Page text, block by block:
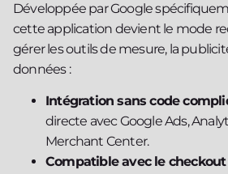
Développée par Google
cette application devient le mode
gérer les outils de mesure, la
données :
Intégration sans code
directe avec Google Ads,
Merchant Center.
Compatible avec le